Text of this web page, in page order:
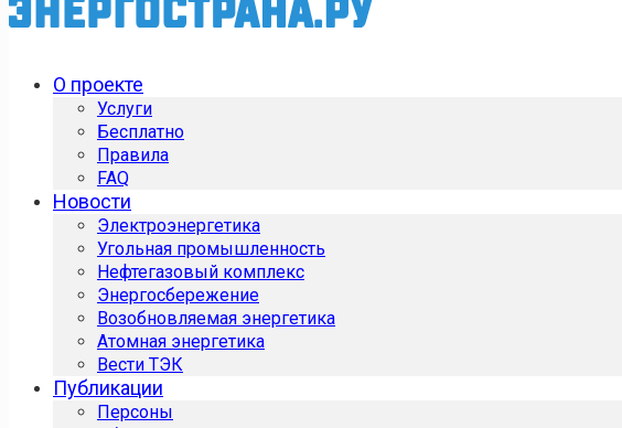
О проекте
Услуги
Бесплатно
Правила
FAQ
Новости
Электроэнергетика
Угольная промышленность
Нефтегазовый комплекс
Энергосбережение
Возобновляемая энергетика
Атомная энергетика
Вести ТЭК
Публикации
Персоны